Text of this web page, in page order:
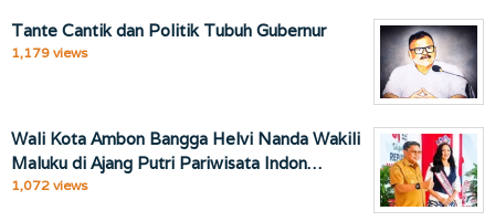
Tante Cantik dan Politik Tubuh Gubernur
1,179 views
Wali Kota Ambon Bangga Helvi Nanda Wakili
Maluku di Ajang Putri Pariwisata Indon…
1,072 views